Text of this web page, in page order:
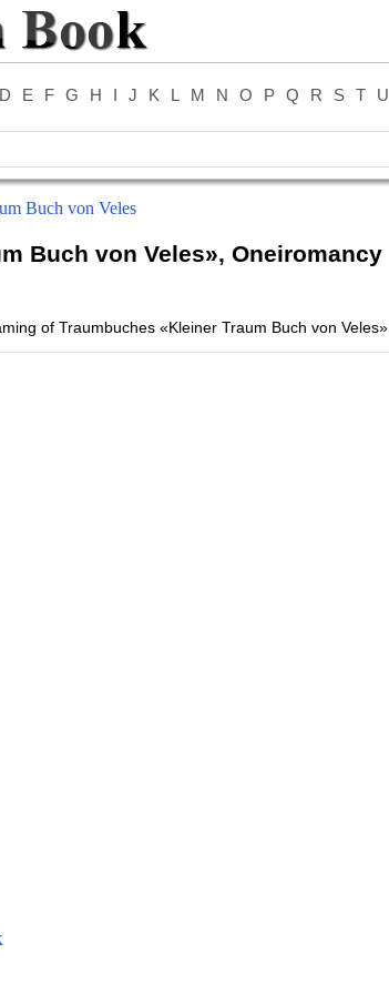
D E F G H I J K L M N O P Q R S T U
Buch von Veles
Buch von Veles», Oneiromancy
of Traumbuches «Kleiner Traum Buch von Veles»